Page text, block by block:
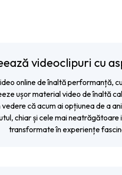
videoclipuri cu
onlinede înaltă performanță,
ușor material video de înaltă
vedere că acum ai opțiunea de a
chiar și cele mai neatrăgătoare
transformate în experiențe